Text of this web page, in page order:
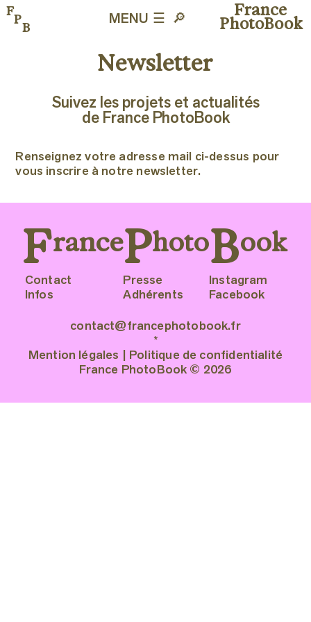
France
PhotoBook
MENU ☰ 🔎︎
F
P
B
Newsletter
Suivez les projets et actualités
de France PhotoBook
Renseignez votre adresse mail ci-dessus pour
vous inscrire à notre newsletter.
FrancePhotoBook
Contact
Infos
Presse
Adhérents
Instagram
Facebook
contact@francephotobook.fr
*
Mention légales
Politique de confidentialité
France PhotoBook © 2026